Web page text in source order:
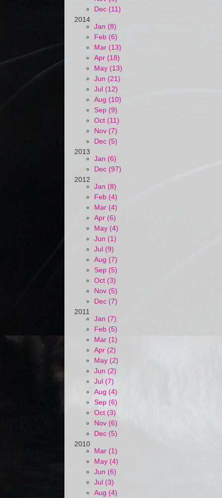
Dec (11)
2014
Jan (8)
Feb (6)
Mar (13)
Apr (18)
May (13)
Jun (21)
Jul (12)
Aug (10)
Sep (9)
Oct (11)
Nov (7)
Dec (5)
2013
Jan (6)
Dec (97)
2012
Jan (8)
Feb (4)
Mar (4)
Apr (6)
May (4)
Jun (1)
Jul (9)
Aug (7)
Sep (5)
Oct (3)
Nov (5)
Dec (7)
2011
Jan (7)
Feb (5)
Mar (1)
Apr (2)
May (2)
Jun (2)
Jul (7)
Aug (4)
Sep (6)
Oct (3)
Nov (6)
Dec (5)
2010
Mar (1)
May (4)
Jun (6)
Jul (3)
Aug (4)